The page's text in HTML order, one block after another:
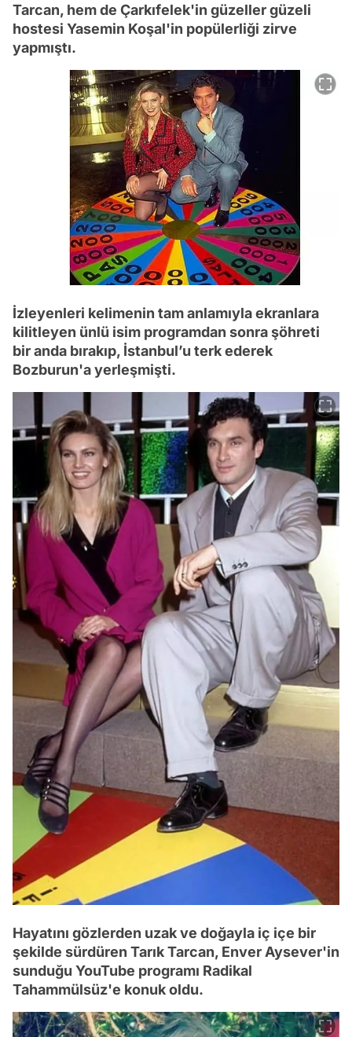
Tarcan, hem de Çarkıfelek'in güzeller güzeli
hostesi Yasemin Koşal'in popülerliği zirve
yapmıştı.
İzleyenleri kelimenin tam anlamıyla ekranlara
kilitleyen ünlü isim programdan sonra şöhreti
bir anda bırakıp, İstanbul’u terk ederek
Bozburun'a yerleşmişti.
Hayatını gözlerden uzak ve doğayla iç içe bir
şekilde sürdüren Tarık Tarcan, Enver Aysever'in
sunduğu YouTube programı Radikal
Tahammülsüz'e konuk oldu.